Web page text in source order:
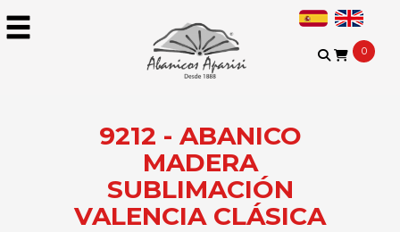
0
9212 - ABANICO
MADERA
SUBLIMACIÓN
VALENCIA CLÁSICA